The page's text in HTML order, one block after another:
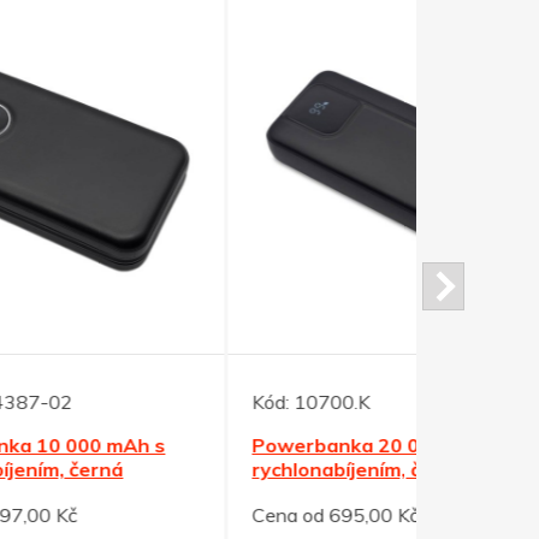
Powerbanka 20 000 mAh s
rychlonabíjením, černá
Cena od 695,00 Kč